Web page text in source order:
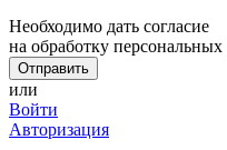
Необходимо дать согласие
на обработку
или
Войти
Авторизация